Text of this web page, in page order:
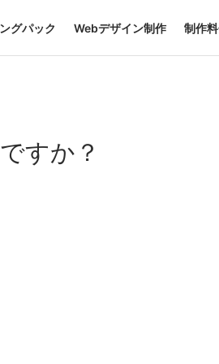
グパック Webデザイン制作 制作
すか？